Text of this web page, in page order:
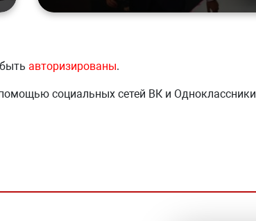
авторизированы.
социальных сетей ВК и Одноклассники